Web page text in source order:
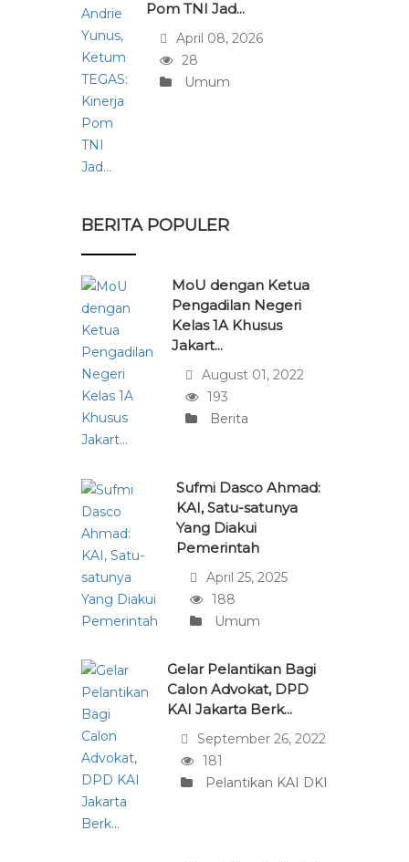
Pom TNI Jad...
April 08, 2026
28
Umum
BERITA POPULER
MoU dengan Ketua
Pengadilan Negeri
Kelas 1A Khusus
Jakart...
August 01, 2022
193
Berita
Sufmi Dasco Ahmad:
KAI, Satu-satunya
Yang Diakui
Pemerintah
April 25, 2025
188
Umum
Gelar Pelantikan Bagi
Calon Advokat, DPD
KAI Jakarta Berk...
September 26, 2022
181
Pelantikan KAI DKI